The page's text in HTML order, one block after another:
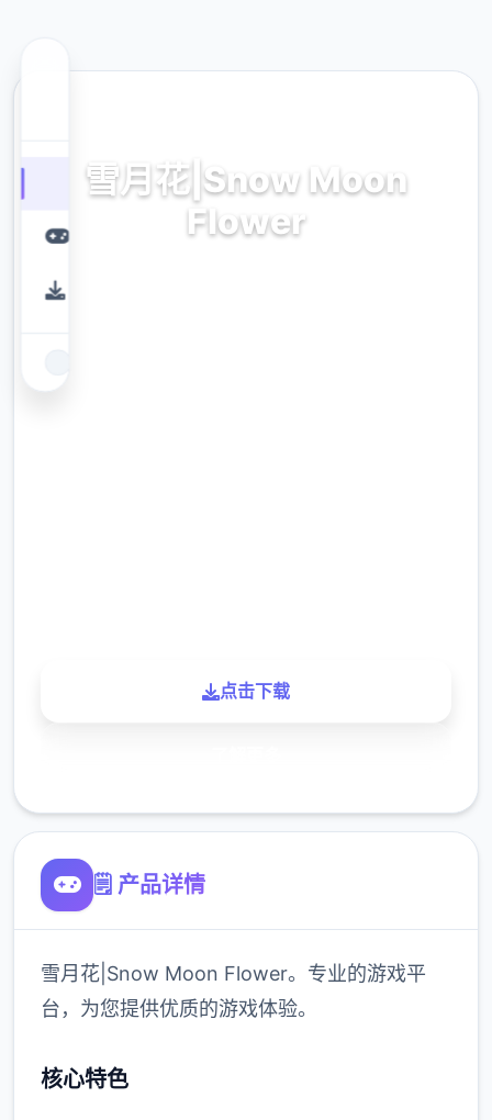
雪月花|Snow Moon
Flower
雪月花|Snow Moon Flower。专业的游戏平
点击下载
🗒️ 产品详情
雪月花|Snow Moon Flower。专业的游戏平
台，为您提供优质的游戏体验。
核心特色